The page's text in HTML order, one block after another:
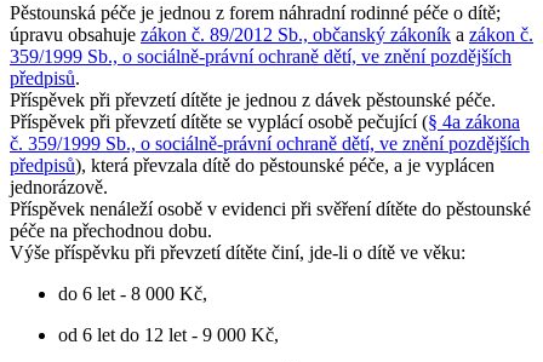
Pěstounská péče je jednou z forem náhradní rodinné péče o dítě;
úpravu obsahuje zákon č. 89/2012 Sb., občanský zákoník a zákon č.
359/1999 Sb., o sociálně-právní ochraně dětí, ve znění pozdějších
předpisů.
Příspěvek při převzetí dítěte je jednou z dávek pěstounské péče.
Příspěvek při převzetí dítěte se vyplácí osobě pečující (§ 4a zákona
č. 359/1999 Sb., o sociálně-právní ochraně dětí, ve znění pozdějších
předpisů), která převzala dítě do pěstounské péče, a je vyplácen
jednorázově.
Příspěvek nenáleží osobě v evidenci při svěření dítěte do pěstounské
péče na přechodnou dobu.
Výše příspěvku při převzetí dítěte činí, jde-li o dítě ve věku:
do 6 let - 8 000 Kč,
od 6 let do 12 let - 9 000 Kč,